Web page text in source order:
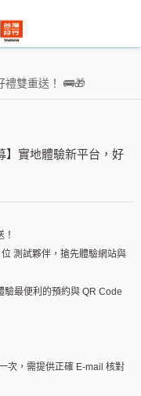
禮雙重送！ 🚌🎁
】實地體驗新平台，好
測試夥伴，搶先體驗網站與
驗最便利的預約與 QR Code
次，需提供正確 E-mail 核對